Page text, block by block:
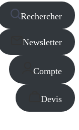
Rechercher
Newsletter
Compte
Devis